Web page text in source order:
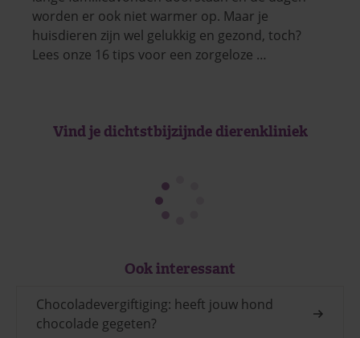
worden er ook niet warmer op. Maar je
huisdieren zijn wel gelukkig en gezond, toch?
Lees onze 16 tips voor een zorgeloze …
Vind je dichtstbijzijnde dierenkliniek
Ook interessant
Chocoladevergiftiging: heeft jouw hond
chocolade gegeten?